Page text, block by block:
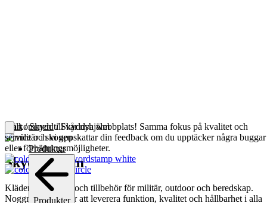
Produkter
Produkter
Välkommen till vår nya webbplats! Samma fokus på kvalitet och
service och vi uppskattar din feedback om du upptäcker några buggar
eller förbättringsmöjligheter.
Start/Skydd/ Skyddshjälm
Skyddshjälm
Kläder, utrustning och tillbehör för militär, outdoor och beredskap.
Noggrant utvalt för att leverera funktion, kvalitet och hållbarhet i alla